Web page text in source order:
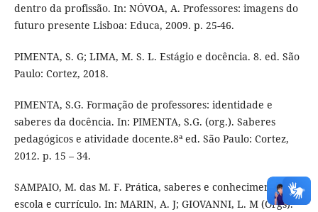
dentro da profissão. In: NÓVOA, A. Professores: imagens do
futuro presente Lisboa: Educa, 2009. p. 25-46.
PIMENTA, S. G; LIMA, M. S. L. Estágio e docência. 8. ed. São
Paulo: Cortez, 2018.
PIMENTA, S.G. Formação de professores: identidade e
saberes da docência. In: PIMENTA, S.G. (org.). Saberes
pedagógicos e atividade docente.8ª ed. São Paulo: Cortez,
2012. p. 15 – 34.
SAMPAIO, M. das M. F. Prática, saberes e conhecimento:
escola e currículo. In: MARIN, A. J; GIOVANNI, L. M (Orgs).